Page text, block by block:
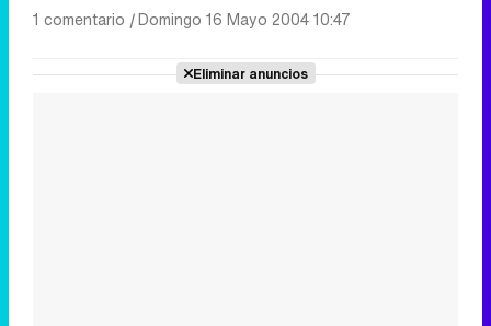
1 comentario |Domingo 16 Mayo 2004 10:47
Eliminar anuncios